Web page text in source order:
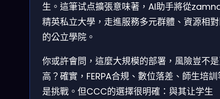
生。這筆试点擴張意味著，AI助手將從
精英私立大學，走進服務多元群體、資源相
的公立學院。
你或許會問，這麼大規模的部署，風險豈不
高？確實，FERPA合規、數位落差、師生培
是挑戰。但CCC的選擇很明確：與其让学生